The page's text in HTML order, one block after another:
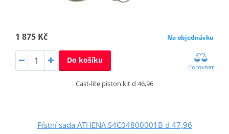
1 875 Kč Na objednávku
Do košíku
Porovnat
Cast-lite piston kit d 46,96
Pístní sada ATHENA S4C04800001B d 47,96